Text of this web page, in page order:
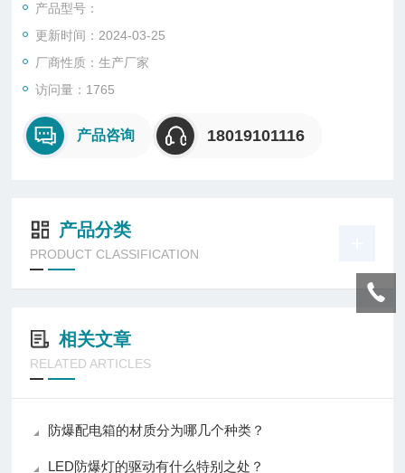
钢管或电缆布线均可产品出厂铭牌上只体现总单元内容,名分单元
代号为订货参数安装方式：立式或挂式铸铝合金外壳,表面喷塑。
产品型号：
更新时间：2024-03-25
厂商性质：生产厂家
访问量：1765
产品咨询 18019101116
产品分类
PRODUCT CLASSIFICATION
相关文章
RELATED ARTICLES
防爆配电箱的材质分为哪几个种类？
LED防爆灯的驱动有什么特别之处？